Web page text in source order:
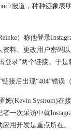
报道，种种迹象表
）称他登录
资料、更改用户密码
登录”两个链接。于
后出现“404”错误
(Kevin Systrom)在
一次采访中就
应用开发是重点所